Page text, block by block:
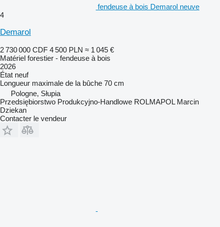
fendeuse à bois Demarol neuve
4
Demarol
2 730 000 CDF 4 500 PLN ≈ 1 045 €
Matériel forestier - fendeuse à bois
2026
État neuf
Longueur maximale de la bûche 70 cm
Pologne, Słupia
Przedsiębiorstwo Produkcyjno-Handlowe ROLMAPOL Marcin
Dziekan
Contacter le vendeur